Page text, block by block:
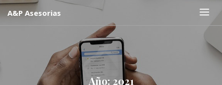
Skip
A&P Asesorias
Año: 2021